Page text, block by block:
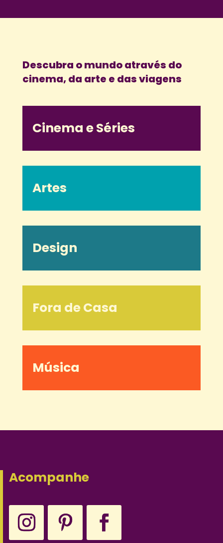
Descubra o mundo através do
cinema, da arte e das viagens
Cinema e Séries
Artes
Design
Fora de Casa
Música
Acompanhe